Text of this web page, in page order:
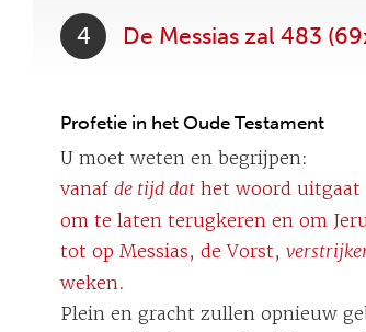
4 De Messias zal 483
Profetie in het Oude Testament
U moet weten en begrijpen:
vanaf de tijd dat het woord uitgaat
om te laten terugkeren en om
tot op Messias, de Vorst,
weken.
Plein en gracht zullen opnieuw